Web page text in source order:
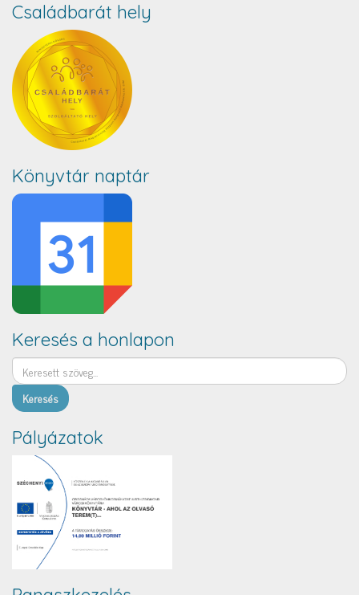
Családbarát hely
Könyvtár naptár
Keresés a honlapon
Keresés
Pályázatok